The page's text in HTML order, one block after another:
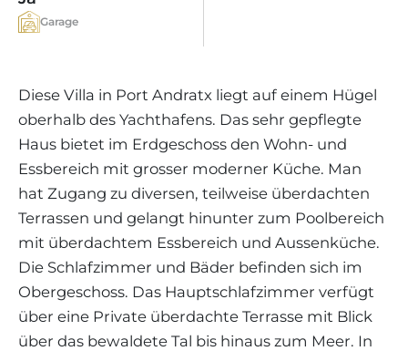
Garage
Diese Villa in Port Andratx liegt auf einem Hügel
oberhalb des Yachthafens. Das sehr gepflegte
Haus bietet im Erdgeschoss den Wohn- und
Essbereich mit grosser moderner Küche. Man
hat Zugang zu diversen, teilweise überdachten
Terrassen und gelangt hinunter zum Poolbereich
mit überdachtem Essbereich und Aussenküche.
Die Schlafzimmer und Bäder befinden sich im
Obergeschoss. Das Hauptschlafzimmer verfügt
über eine Private überdachte Terrasse mit Blick
über das bewaldete Tal bis hinaus zum Meer. In